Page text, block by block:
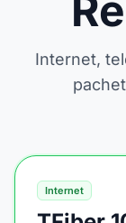
Internet,
Internet